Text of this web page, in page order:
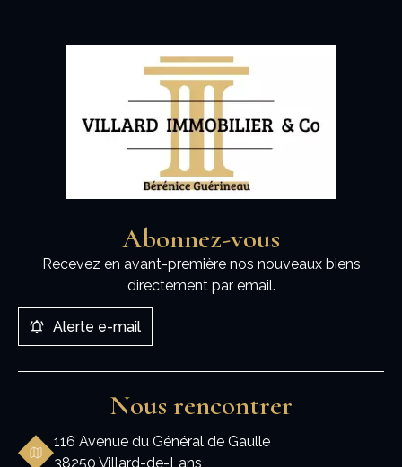
Abonnez-vous
Recevez en avant-première nos nouveaux biens
directement par email.
Alerte e-mail
Nous rencontrer
116 Avenue du Général de Gaulle
38250 Villard-de-Lans